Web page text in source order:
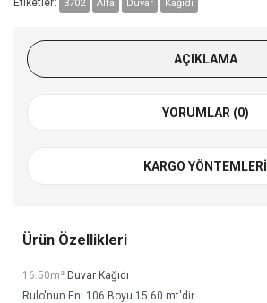
3702 Alfa Duvar Kağıdı
AÇIKLAMA
YORUMLAR (0)
KARGO YÖNTEMLERI
Ürün Özellikleri
16.50m² Duvar Kağıdı
Rulo'nun Eni 106 Boyu 15.60 mt'dir